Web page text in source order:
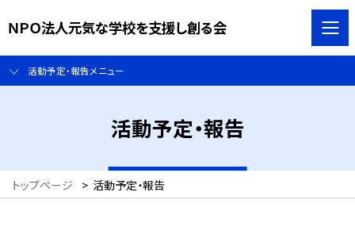
ＮＰＯ法人元気な学校を支援し創る会
活動予定・報告メニュー
活動予定・報告
トップページ > 活動予定・報告